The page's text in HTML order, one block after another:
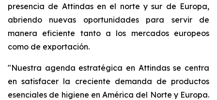
presencia de Attindas en el norte y sur de Europa,
abriendo nuevas oportunidades para servir de
manera eficiente tanto a los mercados europeos
como de exportación.
"Nuestra agenda estratégica en Attindas se centra
en satisfacer la creciente demanda de productos
esenciales de higiene en América del Norte y Europa.